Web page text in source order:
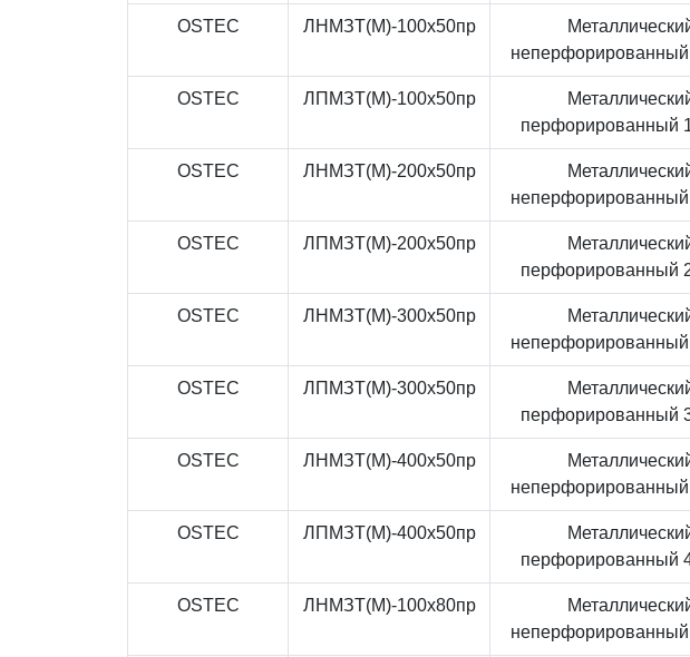
OSTEC ЛНМЗТ(М)-100x50пр
OSTEC ЛПМЗТ(М)-100x50пр
перфорированный
OSTEC ЛНМЗТ(М)-200x50пр
OSTEC ЛПМЗТ(М)-200x50пр
перфорированный
OSTEC ЛНМЗТ(М)-300x50пр
OSTEC ЛПМЗТ(М)-300x50пр
перфорированный
OSTEC ЛНМЗТ(М)-400x50пр
OSTEC ЛПМЗТ(М)-400x50пр
перфорированный
OSTEC ЛНМЗТ(М)-100x80пр